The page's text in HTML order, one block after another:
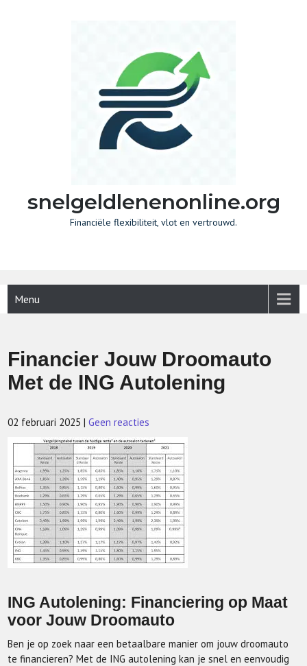
snelgeldlenenonline.org
Financiële flexibiliteit, vlot en vertrouwd.
Menu
Financier Jouw Droomauto
Met de ING Autolening
02 februari 2025 |Geen reacties
ING Autolening: Financiering op Maat
voor Jouw Droomauto
Ben je op zoek naar een betaalbare manier om jouw droomauto
te financieren? Met de ING autolening kan je snel en eenvoudig